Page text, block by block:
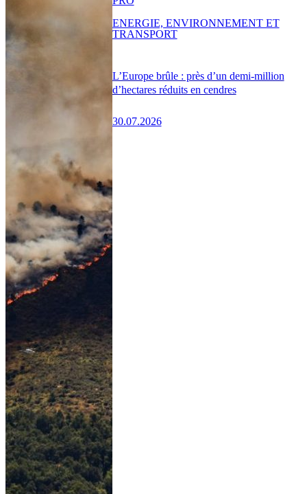
L’Europe brûle : près d’un demi-million
d’hectares réduits en cendres
30.07.2026
ENERGIE, ENVIRONNEMENT ET
TRANSPORT